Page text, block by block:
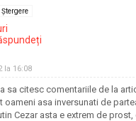
Ștergere
la 16:08
sa citesc comentariile de la
oameni asa inversunati de
Cezar asta e extrem de